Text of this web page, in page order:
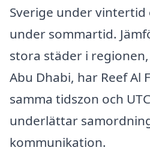
Sverige under vintertid
under sommartid.
stora städer i
Abu Dhabi, har Reef Al
samma tidszon och
underlättar
kommunikation.